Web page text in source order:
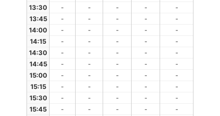
13:30
- - - -
-
13:45
- - - -
-
14:00
- - - -
-
14:15
- - - -
-
14:30
- - - -
-
14:45
- - - -
-
15:00
- - - -
-
15:15
- - - -
-
15:30
- - - -
-
15:45
- - - -
-